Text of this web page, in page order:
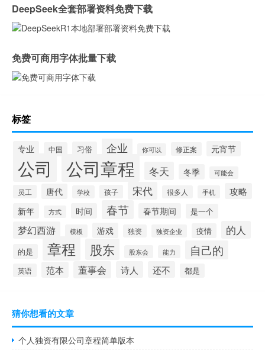
DeepSeek全套部署资料免费下载
免费可商用字体批量下载
标签
专业 中国 习俗 企业 你可以 修正案 元宵节
公司 公司章程 冬天 冬季 可能会
员工 唐代 学校 孩子 宋代 很多人 手机 攻略
新年 方式 时间 春节 春节期间 是一个
梦幻西游 模板 游戏 独资 独资企业 疫情 的人
的是 章程 股东 股东会 能力 自己的
英语 范本 董事会 诗人 还不 都是
猜你想看的文章
个人独资有限公司章程简单版本